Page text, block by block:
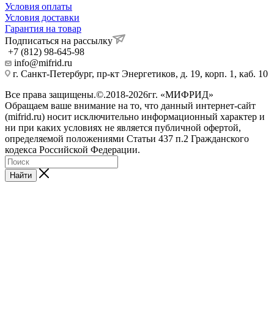
Условия оплаты
Условия доставки
Гарантия на товар
Подписаться на рассылку
+7 (812) 98-645-98
info@mifrid.ru
г. Санкт-Петербург, пр-кт Энергетиков, д. 19, корп. 1, каб. 10
Все права защищены.©.2018-2026гг. «МИФРИД»
Обращаем ваше внимание на то, что данный интернет-сайт
(mifrid.ru) носит исключительно информационный характер и
ни при каких условиях не является публичной офертой,
определяемой положениями Статьи 437 п.2 Гражданского
кодекса Российской Федерации.
Найти